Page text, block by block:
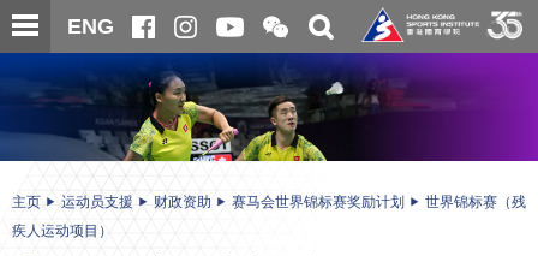
跳
至
内
ENG
开
合
微
信
二
维
码
关
搜
寻
内
主页 运动员支援 财政资助 赛马会世界锦标赛奖励计划
世界锦标赛（残
疾人运动项目）